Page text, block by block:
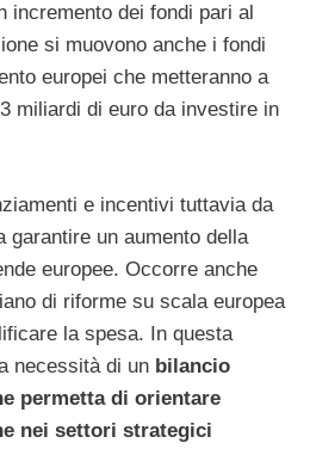
incremento dei fondi pari al
si muovono anche i fondi
europei che metteranno a
miliardi di euro da investire in
e incentivi tuttavia da
garantire un aumento della
europee. Occorre anche
di riforme su scala europea
la spesa. In questa
necessità di un bilancio
permetta di orientare
nei settori strategici